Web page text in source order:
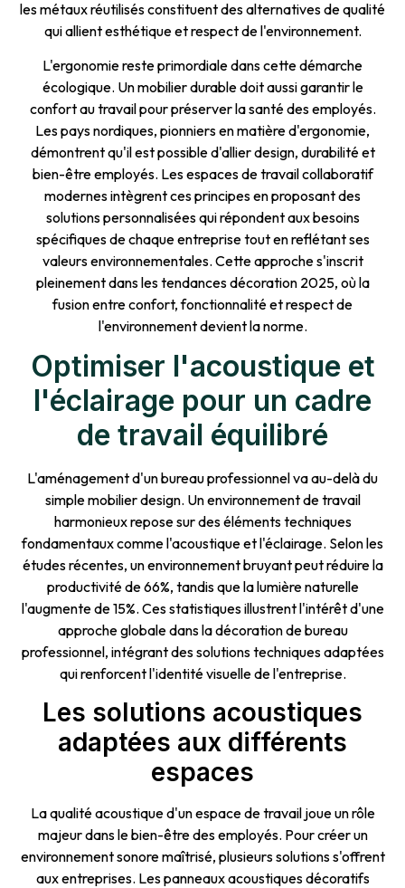
les métaux réutilisés constituent des alternatives de qualité
qui allient esthétique et respect de l'environnement.
L'ergonomie reste primordiale dans cette démarche
écologique. Un mobilier durable doit aussi garantir le
confort au travail pour préserver la santé des employés.
Les pays nordiques, pionniers en matière d'ergonomie,
démontrent qu'il est possible d'allier design, durabilité et
bien-être employés. Les espaces de travail collaboratif
modernes intègrent ces principes en proposant des
solutions personnalisées qui répondent aux besoins
spécifiques de chaque entreprise tout en reflétant ses
valeurs environnementales. Cette approche s'inscrit
pleinement dans les tendances décoration 2025, où la
fusion entre confort, fonctionnalité et respect de
l'environnement devient la norme.
Optimiser l'acoustique et
l'éclairage pour un cadre
de travail équilibré
L'aménagement d'un bureau professionnel va au-delà du
simple mobilier design. Un environnement de travail
harmonieux repose sur des éléments techniques
fondamentaux comme l'acoustique et l'éclairage. Selon les
études récentes, un environnement bruyant peut réduire la
productivité de 66%, tandis que la lumière naturelle
l'augmente de 15%. Ces statistiques illustrent l'intérêt d'une
approche globale dans la décoration de bureau
professionnel, intégrant des solutions techniques adaptées
qui renforcent l'identité visuelle de l'entreprise.
Les solutions acoustiques
adaptées aux différents
espaces
La qualité acoustique d'un espace de travail joue un rôle
majeur dans le bien-être des employés. Pour créer un
environnement sonore maîtrisé, plusieurs solutions s'offrent
aux entreprises. Les panneaux acoustiques décoratifs